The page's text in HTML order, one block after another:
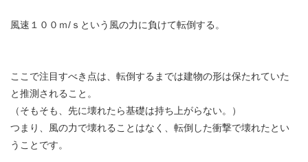
風速１００ｍ/ｓという風の力に負けて転倒する。
ここで注目すべき点は、転倒するまでは建物の形は保たれていた
と推測されること。
（そもそも、先に壊れたら基礎は持ち上がらない。）
つまり、風の力で壊れることはなく、転倒した衝撃で壊れたとい
うことです。